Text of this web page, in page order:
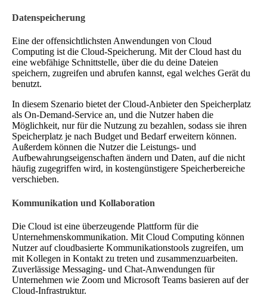
Datenspeicherung
Eine der offensichtlichsten Anwendungen von Cloud
Computing ist die Cloud-Speicherung. Mit der Cloud hast du
eine webfähige Schnittstelle, über die du deine Dateien
speichern, zugreifen und abrufen kannst, egal welches Gerät du
benutzt.
In diesem Szenario bietet der Cloud-Anbieter den Speicherplatz
als On-Demand-Service an, und die Nutzer haben die
Möglichkeit, nur für die Nutzung zu bezahlen, sodass sie ihren
Speicherplatz je nach Budget und Bedarf erweitern können.
Außerdem können die Nutzer die Leistungs- und
Aufbewahrungseigenschaften ändern und Daten, auf die nicht
häufig zugegriffen wird, in kostengünstigere Speicherbereiche
verschieben.
Kommunikation und Kollaboration
Die Cloud ist eine überzeugende Plattform für die
Unternehmenskommunikation. Mit Cloud Computing können
Nutzer auf cloudbasierte Kommunikationstools zugreifen, um
mit Kollegen in Kontakt zu treten und zusammenzuarbeiten.
Zuverlässige Messaging- und Chat-Anwendungen für
Unternehmen wie Zoom und Microsoft Teams basieren auf der
Cloud-Infrastruktur.